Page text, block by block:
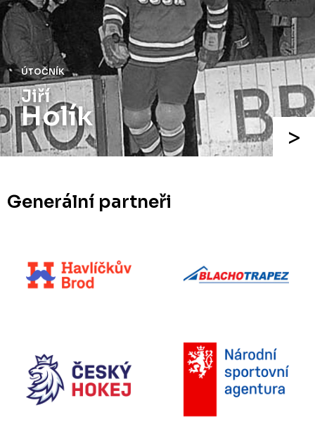
ÚTOČNÍK
Josef
Augusta
Generální partneři